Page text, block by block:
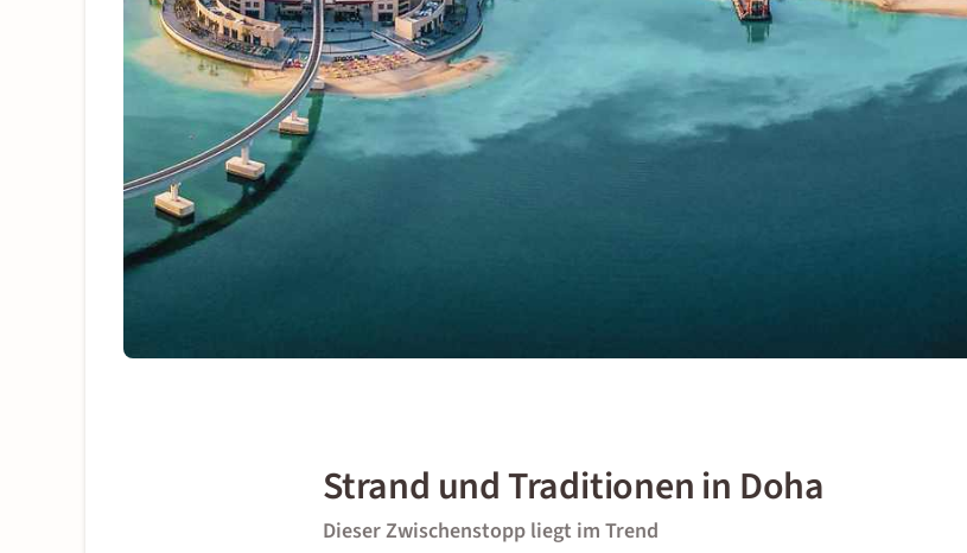
Strand und Traditionen in Doha
Dieser Zwischenstopp liegt im Trend